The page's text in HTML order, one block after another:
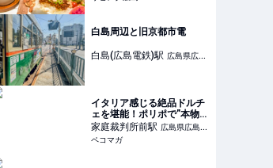
白島周辺と旧京都市電
白島(広島電鉄)駅 広島県広島
イタリア感じる絶品ドルチ
ェを堪能！ポリポで”本物の
味”をいただきます！
家庭裁判所前駅 広島県広島市
中区
ペコマガ